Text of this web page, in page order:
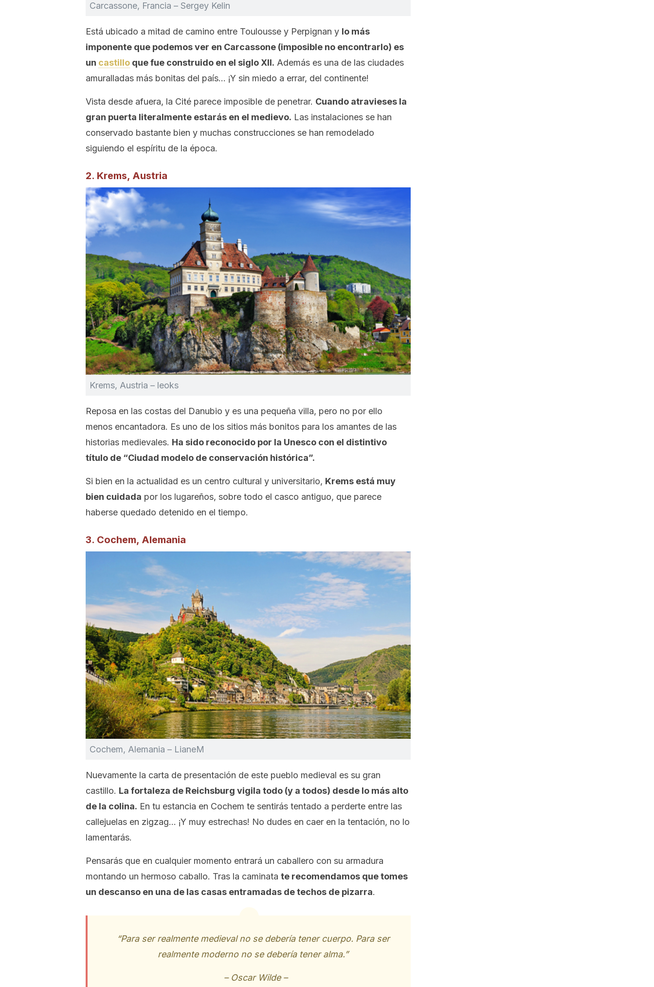
Carcassone, Francia – Sergey Kelin
Está ubicado a mitad de camino entre Toulousse y Perpignan y lo más
imponente que podemos ver en Carcassone (imposible no encontrarlo) es
un castillo que fue construido en el siglo XII. Además es una de las ciudades
amuralladas más bonitas del país… ¡Y sin miedo a errar, del continente!
Vista desde afuera, la Cité parece imposible de penetrar. Cuando atravieses la
gran puerta literalmente estarás en el medievo. Las instalaciones se han
conservado bastante bien y muchas construcciones se han remodelado
siguiendo el espíritu de la época.
2. Krems, Austria
Krems, Austria – leoks
Reposa en las costas del Danubio y es una pequeña villa, pero no por ello
menos encantadora. Es uno de los sitios más bonitos para los amantes de las
historias medievales. Ha sido reconocido por la Unesco con el distintivo
título de “Ciudad modelo de conservación histórica”.
Si bien en la actualidad es un centro cultural y universitario, Krems está muy
bien cuidada por los lugareños, sobre todo el casco antiguo, que parece
haberse quedado detenido en el tiempo.
3. Cochem, Alemania
Cochem, Alemania – LianeM
Nuevamente la carta de presentación de este pueblo medieval es su gran
castillo. La fortaleza de Reichsburg vigila todo (y a todos) desde lo más alto
de la colina. En tu estancia en Cochem te sentirás tentado a perderte entre las
callejuelas en zigzag… ¡Y muy estrechas! No dudes en caer en la tentación, no lo
lamentarás.
Pensarás que en cualquier momento entrará un caballero con su armadura
montando un hermoso caballo. Tras la caminata te recomendamos que tomes
un descanso en una de las casas entramadas de techos de pizarra.
“Para ser realmente medieval no se debería tener cuerpo. Para ser
realmente moderno no se debería tener alma.”
– Oscar Wilde –